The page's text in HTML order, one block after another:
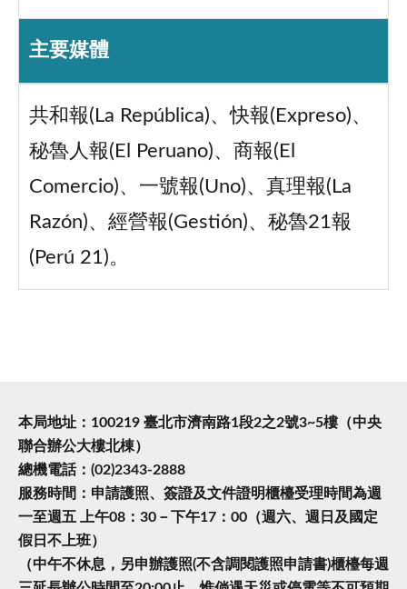
主要媒體
共和報(La República)、快報(Expreso)、
秘魯人報(El Peruano)、商報(El
Comercio)、一號報(Uno)、真理報(La
Razón)、經營報(Gestión)、秘魯21報
(Perú 21)。
本局地址：100219 臺北市濟南路1段2之2號3~5樓（中央
聯合辦公大樓北棟）
總機電話：(02)2343-2888
服務時間：申請護照、簽證及文件證明櫃檯受理時間為週
一至週五 上午08：30－下午17：00（週六、週日及國定
假日不上班）
（中午不休息，另申辦護照(不含調閱護照申請書)櫃檯每週